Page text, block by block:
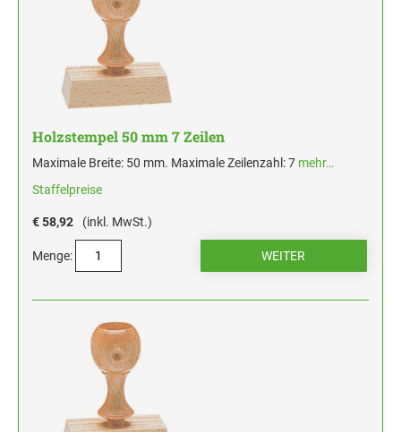
Holzstempel 50 mm 7 Zeilen
Maximale Breite: 50 mm. Maximale Zeilenzahl: 7 mehr…
Staffelpreise
€ 58,92 (inkl. MwSt.)
Menge: